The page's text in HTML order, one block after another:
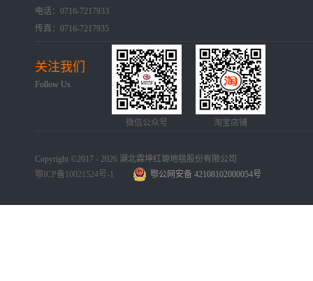
Copyright ©2017 - 2026 湖北霖坤红塬地毯股份有限公司
鄂ICP备10021524号-1
电话：0716-7217933
传真：0716-7217935
鄂公网安备 42108102000054号
关注我们
Follow Us
微信公众号 淘宝店铺